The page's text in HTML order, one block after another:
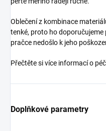
Oblečení z kombinace
tenké, proto ho
pračce nedošlo k jeho
Přečtěte si více informací o
Doplňkové parametry